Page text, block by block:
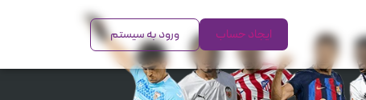
ورود به سیستم ایجاد حساب